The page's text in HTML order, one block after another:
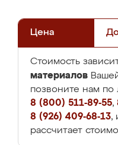
Цена
Стоимость
материалов
позвоните нам
8 (800) 511-89-55,
8 (926) 409-68-13,
рассчитает